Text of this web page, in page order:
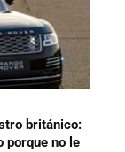
británico:
porque no le